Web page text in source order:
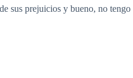
sus prejuicios y bueno, no tengo